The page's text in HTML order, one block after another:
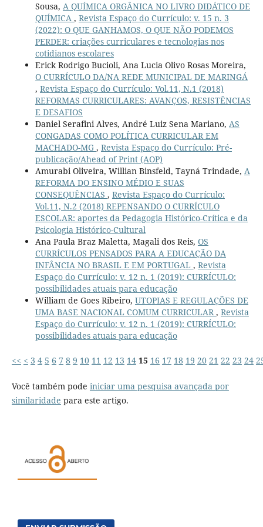
Sousa, A QUÍMICA ORGÂNICA NO LIVRO DIDÁTICO DE
QUÍMICA , Revista Espaço do Currículo: v. 15 n. 3
(2022): O QUE GANHAMOS, O QUE NÃO PODEMOS
PERDER: criações curriculares e tecnologias nos
cotidianos escolares
Erick Rodrigo Bucioli, Ana Lucia Olivo Rosas Moreira,
O CURRÍCULO DA/NA REDE MUNICIPAL DE MARINGÁ
, Revista Espaço do Currículo: Vol.11, N.1 (2018)
REFORMAS CURRICULARES: AVANÇOS, RESISTÊNCIAS
E DESAFIOS
Daniel Serafini Alves, André Luiz Sena Mariano, AS
CONGADAS COMO POLÍTICA CURRICULAR EM
MACHADO-MG , Revista Espaço do Currículo: Pré-
publicação/Ahead of Print (AOP)
Amurabi Oliveira, Willian Binsfeld, Tayná Trindade, A
REFORMA DO ENSINO MÉDIO E SUAS
CONSEQUÊNCIAS , Revista Espaço do Currículo:
Vol.11, N.2 (2018) REPENSANDO O CURRÍCULO
ESCOLAR: aportes da Pedagogia Histórico-Crítica e da
Psicologia Histórico-Cultural
Ana Paula Braz Maletta, Magali dos Reis, OS
CURRÍCULOS PENSADOS PARA A EDUCAÇÃO DA
INFÂNCIA NO BRASIL E EM PORTUGAL , Revista
Espaço do Currículo: v. 12 n. 1 (2019): CURRÍCULO:
possibilidades atuais para educação
William de Goes Ribeiro, UTOPIAS E REGULAÇÕES DE
UMA BASE NACIONAL COMUM CURRICULAR, Revista
Espaço do Currículo: v. 12 n. 1 (2019): CURRÍCULO:
possibilidades atuais para educação
<< < 3 4 5 6 7 8 9 10 11 12 13 14 15 16 17 18 19 20 21 22 23 24
Você também pode iniciar uma pesquisa avançada por
similaridade para este artigo.